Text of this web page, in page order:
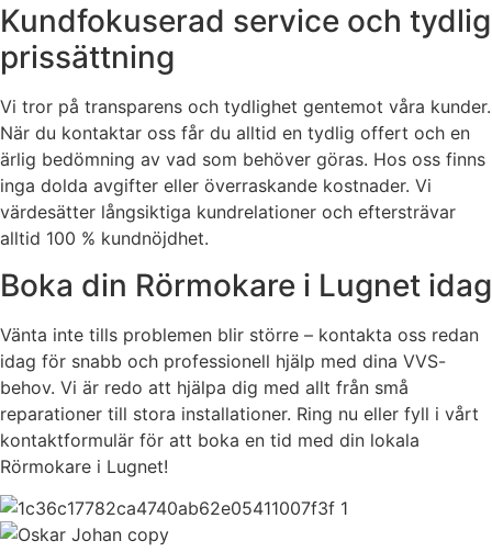
Kundfokuserad service och tydlig
prissättning
Vi tror på transparens och tydlighet gentemot våra kunder.
När du kontaktar oss får du alltid en tydlig offert och en
ärlig bedömning av vad som behöver göras. Hos oss finns
inga dolda avgifter eller överraskande kostnader. Vi
värdesätter långsiktiga kundrelationer och eftersträvar
alltid 100 % kundnöjdhet.
Boka din Rörmokare i Lugnet idag
Vänta inte tills problemen blir större – kontakta oss redan
idag för snabb och professionell hjälp med dina VVS-
behov. Vi är redo att hjälpa dig med allt från små
reparationer till stora installationer. Ring nu eller fyll i vårt
kontaktformulär för att boka en tid med din lokala
Rörmokare i Lugnet!